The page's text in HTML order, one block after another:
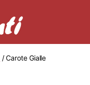
/ Carote Gialle